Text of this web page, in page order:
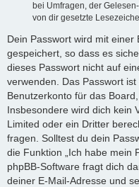
bei Umfragen, der
von dir gesetzte
Dein Passwort wird mit einer
gespeichert, so dass es
dieses Passwort nicht auf
verwenden. Das Passwort
Benutzerkonto für das
Insbesondere wird dich kein
Limited oder ein Dritter
fragen. Solltest du dein
die Funktion „Ich habe mein
phpBB-Software fragt dich
deiner E-Mail-Adresse und